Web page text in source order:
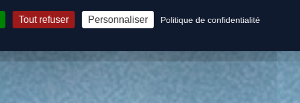
Tout refuser Personnaliser Politique de confidentialité